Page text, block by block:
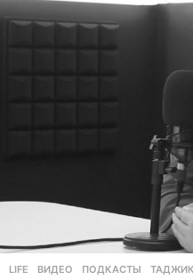
н
а
LIFE ВИДЕО ,ПОДКАСТЫ ,